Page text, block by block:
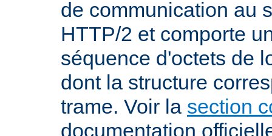
de communication au
HTTP/2 et comporte
séquence d'octets de
dont la structure
trame. Voir la section
documentation